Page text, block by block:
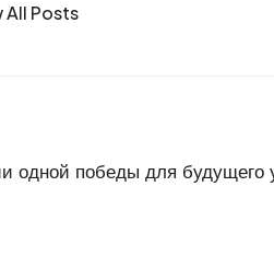
All Posts
одной победы для будущего